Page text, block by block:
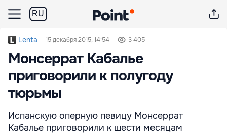
RU
Lenta 15 декабря 2015, 14:54 3 405
Монсеррат Кабалье
приговорили к полугоду
тюрьмы
Испанскую оперную певицу Монсеррат
Кабалье приговорили к шести месяцам